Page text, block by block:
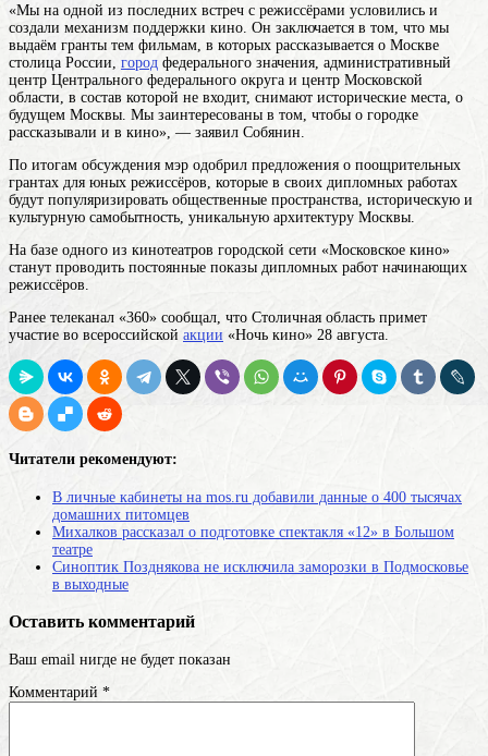
«Мы на одной из последних встреч с режиссёрами условились и
создали механизм поддержки кино. Он заключается в том, что мы
выдаём гранты тем фильмам, в которых рассказывается о Москве
столица России, город федерального значения, административный
центр Центрального федерального округа и центр Московской
области, в состав которой не входит, снимают исторические места, о
будущем Москвы. Мы заинтересованы в том, чтобы о городке
рассказывали и в кино», — заявил Собянин.
По итогам обсуждения мэр одобрил предложения о поощрительных
грантах для юных режиссёров, которые в своих дипломных работах
будут популяризировать общественные пространства, историческую и
культурную самобытность, уникальную архитектуру Москвы.
На базе одного из кинотеатров городской сети «Московское кино»
станут проводить постоянные показы дипломных работ начинающих
режиссёров.
Ранее телеканал «360» сообщал, что Столичная область примет
участие во всероссийской акции «Ночь кино» 28 августа.
Читатели рекомендуют:
В личные кабинеты на mos.ru добавили данные о 400 тысячах
домашних питомцев
Михалков рассказал о подготовке спектакля «12» в Большом
театре
Синоптик Позднякова не исключила заморозки в Подмосковье
в выходные
Оставить комментарий
Ваш email нигде не будет показан
Комментарий *